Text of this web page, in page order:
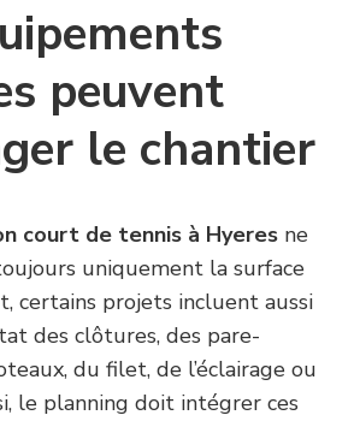
peuvent
le chantier
court de tennis à Hyeres ne
uniquement la surface
certains projets incluent aussi
des clôtures, des pare-
du filet, de l’éclairage ou
le planning doit intégrer ces